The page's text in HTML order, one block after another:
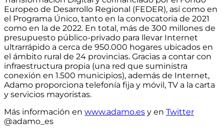
Europeo de Desarrollo Regional (FEDER), así como en
el Programa Único, tanto en la convocatoria de 2021
como en la de 2022. En total, más de 300 millones de
presupuesto público-privado para llevar Internet
ultrarrápido a cerca de 950.000 hogares ubicados en
el ámbito rural de 24 provincias. Gracias a contar con
infraestructura propia (una red que suministra
conexión en 1.500 municipios), además de Internet,
Adamo proporciona telefonía fija y móvil, TV a la carta
y servicios mayoristas.
Más información en www.adamo.es y en Twitter
@adamo_es